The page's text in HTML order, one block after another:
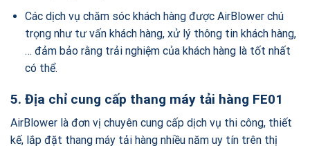
Các dịch vụ chăm sóc khách hàng được AirBlower chú
trọng như tư vấn khách hàng, xử lý thông tin khách hàng,
… đảm bảo rằng trải nghiệm của khách hàng là tốt nhất
có thể.
5. Địa chỉ cung cấp thang máy tải hàng FE01
AirBlower là đơn vị chuyên cung cấp dịch vụ thi công, thiết
kế, lắp đặt thang máy tải hàng nhiều năm uy tín trên thị